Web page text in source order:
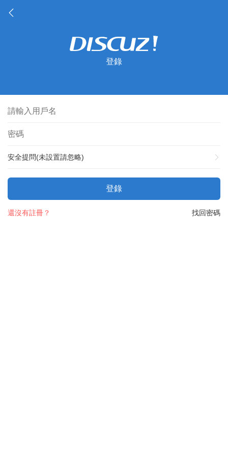
登錄
安全提問(未設置請忽略)
登錄
找回密碼
還沒有註冊？